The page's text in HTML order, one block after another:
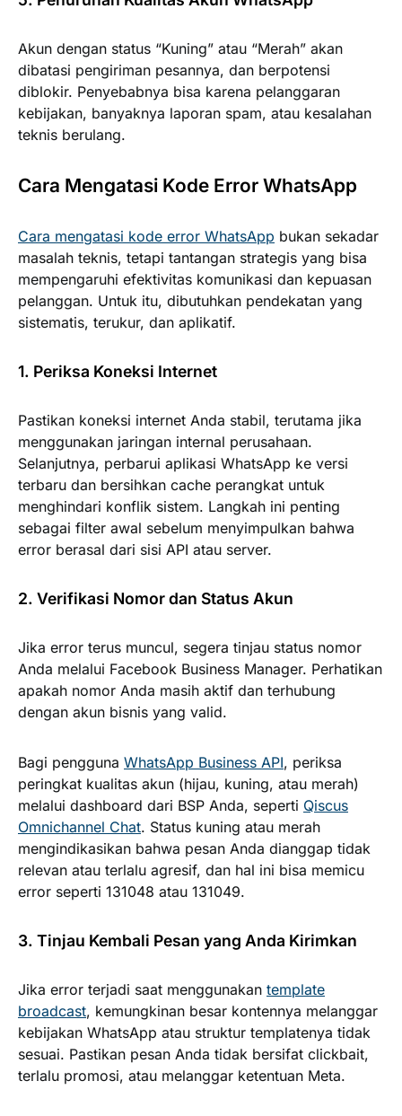
Akun dengan status “Kuning” atau “Merah” akan
dibatasi pengiriman pesannya, dan berpotensi
diblokir. Penyebabnya bisa karena pelanggaran
kebijakan, banyaknya laporan spam, atau kesalahan
teknis berulang.
Cara Mengatasi Kode Error WhatsApp
Cara mengatasi kode error WhatsApp bukan sekadar
masalah teknis, tetapi tantangan strategis yang bisa
mempengaruhi efektivitas komunikasi dan kepuasan
pelanggan. Untuk itu, dibutuhkan pendekatan yang
sistematis, terukur, dan aplikatif.
1. Periksa Koneksi Internet
Pastikan koneksi internet Anda stabil, terutama jika
menggunakan jaringan internal perusahaan.
Selanjutnya, perbarui aplikasi WhatsApp ke versi
terbaru dan bersihkan cache perangkat untuk
menghindari konflik sistem. Langkah ini penting
sebagai filter awal sebelum menyimpulkan bahwa
error berasal dari sisi API atau server.
2. Verifikasi Nomor dan Status Akun
Jika error terus muncul, segera tinjau status nomor
Anda melalui Facebook Business Manager. Perhatikan
apakah nomor Anda masih aktif dan terhubung
dengan akun bisnis yang valid.
Bagi pengguna WhatsApp Business API, periksa
peringkat kualitas akun (hijau, kuning, atau merah)
melalui dashboard dari BSP Anda, seperti Qiscus
Omnichannel Chat. Status kuning atau merah
mengindikasikan bahwa pesan Anda dianggap tidak
relevan atau terlalu agresif, dan hal ini bisa memicu
error seperti 131048 atau 131049.
3. Tinjau Kembali Pesan yang Anda Kirimkan
Jika error terjadi saat menggunakan template
broadcast, kemungkinan besar kontennya melanggar
kebijakan WhatsApp atau struktur templatenya tidak
sesuai. Pastikan pesan Anda tidak bersifat clickbait,
terlalu promosi, atau melanggar ketentuan Meta.